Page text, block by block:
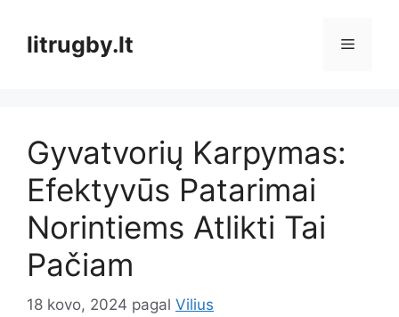
turiniolitrugby.lt Meniu
Gyvatvorių Karpymas:
Efektyvūs Patarimai
Norintiems Atlikti Tai
Pačiam
18 kovo, 2024 pagal Vilius